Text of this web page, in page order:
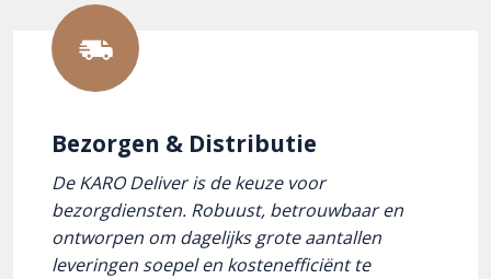
Bezorgen & Distributie
De KARO Deliver is de keuze voor
bezorgdiensten. Robuust, betrouwbaar en
ontworpen om dagelijks grote aantallen
leveringen soepel en kostenefficiënt te